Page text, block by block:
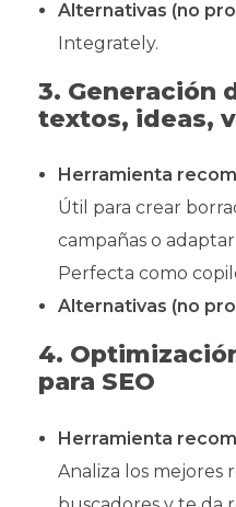
Alternativas (no
Integrately.
3. Generación
textos, ideas,
Herramienta
Útil para crear
campañas o
Perfecta como
Alternativas (no
4.
para SEO
Herramienta
Analiza los mejores